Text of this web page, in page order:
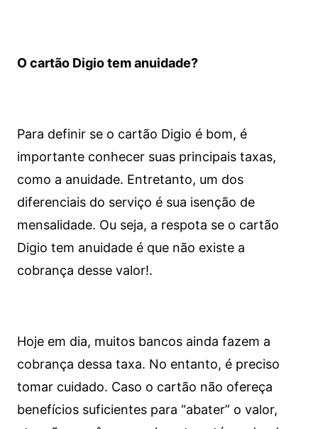
O cartão Digio tem anuidade?
Para definir se o cartão Digio é bom, é
importante conhecer suas principais taxas,
como a anuidade. Entretanto, um dos
diferenciais do serviço é sua isenção de
mensalidade. Ou seja, a respota se o cartão
Digio tem anuidade é que não existe a
cobrança desse valor!.
Hoje em dia, muitos bancos ainda fazem a
cobrança dessa taxa. No entanto, é preciso
tomar cuidado. Caso o cartão não ofereça
benefícios suficientes para “abater” o valor,